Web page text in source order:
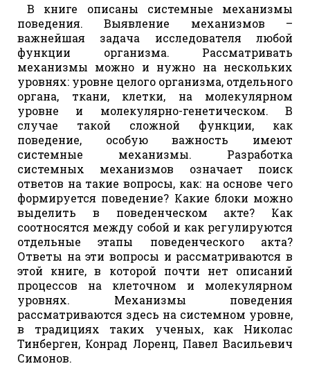
В книге описаны системные механизмы
поведения. Выявление механизмов –
важнейшая задача исследователя любой
функции организма. Рассматривать
механизмы можно и нужно на нескольких
уровнях: уровне целого организма, отдельного
органа, ткани, клетки, на молекулярном
уровне и молекулярно-генетическом. В
случае такой сложной функции, как
поведение, особую важность имеют
системные механизмы. Разработка
системных механизмов означает поиск
ответов на такие вопросы, как: на основе чего
формируется поведение? Какие блоки можно
выделить в поведенческом акте? Как
соотносятся между собой и как регулируются
отдельные этапы поведенческого акта?
Ответы на эти вопросы и рассматриваются в
этой книге, в которой почти нет описаний
процессов на клеточном и молекулярном
уровнях. Механизмы поведения
рассматриваются здесь на системном уровне,
в традициях таких ученых, как Николас
Тинберген, Конрад Лоренц, Павел Васильевич
Симонов.